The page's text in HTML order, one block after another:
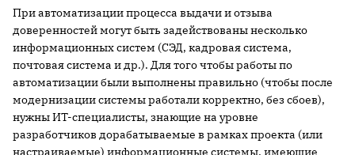
При автоматизации процесса выдачи и отзыва
доверенностей могут быть задействованы несколько
информационных систем (СЭД, кадровая система,
почтовая система и др.). Для того чтобы работы по
автоматизации были выполнены правильно (чтобы после
модернизации системы работали корректно, без сбоев),
нужны ИТ-специалисты, знающие на уровне
разработчиков дорабатываемые в рамках проекта (или
настраиваемые) информационные системы, имеющие